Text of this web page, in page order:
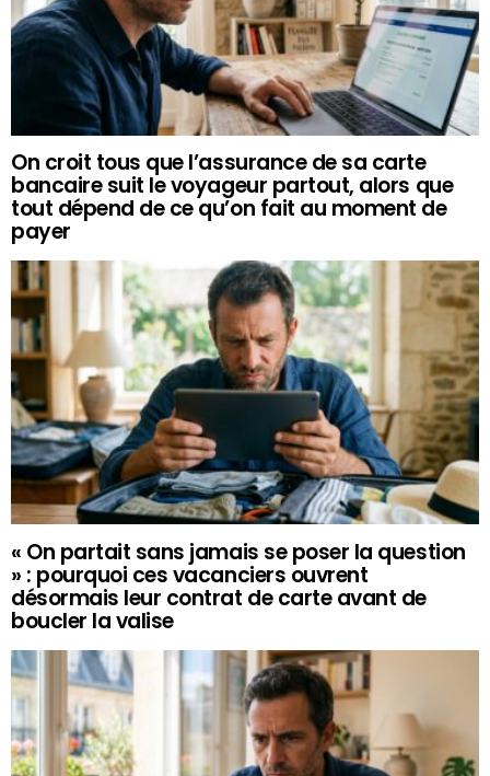
On croit tous que l’assurance de sa carte
bancaire suit le voyageur partout, alors que
tout dépend de ce qu’on fait au moment de
payer
« On partait sans jamais se poser la question
» : pourquoi ces vacanciers ouvrent
désormais leur contrat de carte avant de
boucler la valise